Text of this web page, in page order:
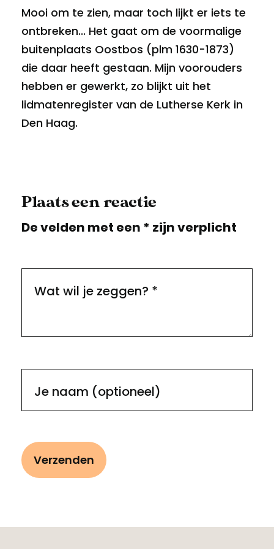
Mooi om te zien, maar toch lijkt er iets te
ontbreken... Het gaat om de voormalige
buitenplaats Oostbos (plm 1630-1873)
die daar heeft gestaan. Mijn voorouders
hebben er gewerkt, zo blijkt uit het
lidmatenregister van de Lutherse Kerk in
Den Haag.
Plaats een reactie
De velden met een * zijn verplicht
Wat wil je zeggen? *
Je naam (optioneel)